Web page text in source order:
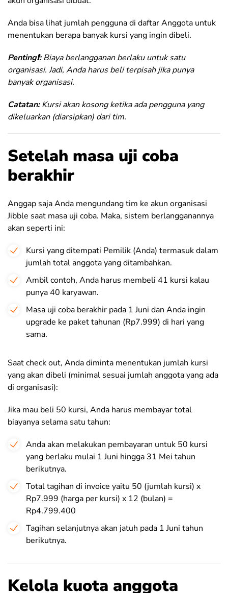
Anda bisa lihat jumlah pengguna di daftar Anggota untuk
menentukan berapa banyak kursi yang ingin dibeli.
Penting❗️:Biaya berlangganan berlaku untuk satu
organisasi. Jadi, Anda harus beli terpisah jika punya
banyak organisasi.
Catatan:Kursi akan kosong ketika ada pengguna yang
dikeluarkan (diarsipkan) dari tim.
Setelah masa uji coba
berakhir
Anggap saja Anda mengundang tim ke akun organisasi
Jibble saat masa uji coba. Maka, sistem berlangganannya
akan seperti ini:
Kursi yang ditempati Pemilik (Anda) termasuk dalam
jumlah total anggota yang ditambahkan.
Ambil contoh, Anda harus membeli 41 kursi kalau
punya 40 karyawan.
Masa uji coba berakhir pada 1 Juni dan Anda ingin
upgrade ke paket tahunan (Rp7.999) di hari yang
sama.
Saat check out, Anda diminta menentukan jumlah kursi
yang akan dibeli (minimal sesuai jumlah anggota yang ada
di organisasi):
Jika mau beli 50 kursi, Anda harus membayar total
biayanya selama satu tahun:
Anda akan melakukan pembayaran untuk 50 kursi
yang berlaku mulai 1 Juni hingga 31 Mei tahun
berikutnya.
Total tagihan di invoice yaitu 50 (jumlah kursi) x
Rp7.999 (harga per kursi) x 12 (bulan) =
Rp4.799.400
Tagihan selanjutnya akan jatuh pada 1 Juni tahun
berikutnya.
Kelola kuota anggota